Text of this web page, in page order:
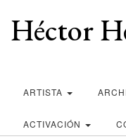
Héctor
ARTISTA
ACTIVACIÓN